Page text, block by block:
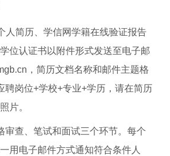
人简历、学信网学籍在线验证报告
位认证书以附件形式发送至电子邮
，简历文档名称和邮件主题格
聘岗位+学校+专业+学历，请在简历
片。
审查、笔试和面试三个环节。每个
用电子邮件方式通知符合条件人